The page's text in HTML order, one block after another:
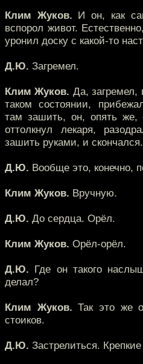
Клим Жуков. И он, как
вспорол живот.
уронил доску с какой-то
Д.Ю. Загремел.
Клим Жуков. Да, загремел,
таком состоянии,
там зашить, он, опять
оттолкнул лекаря,
зашить руками, и скончался.
Д.Ю. Вообще это, конечно,
Клим Жуков. Вручную.
Д.Ю. До сердца. Орёл.
Клим Жуков. Орёл-орёл.
Д.Ю. Где он такого
делал?
Клим Жуков. Так это же
стоиков.
Д.Ю. Застрелиться.